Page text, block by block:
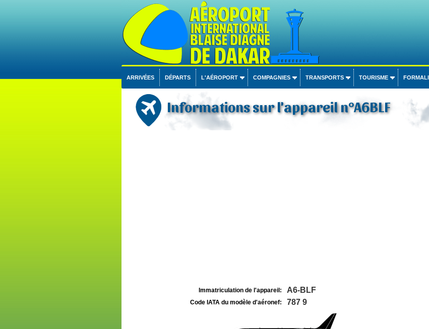
ARRIVÉES DÉPARTS L'AÉROPORT COMPAGNIES TRANSPORTS TOURISME
Informations sur l'appareil n°A6BLF
Immatriculation de l'appareil: A6-BLF
Code IATA du modèle d'aéronef: 787 9